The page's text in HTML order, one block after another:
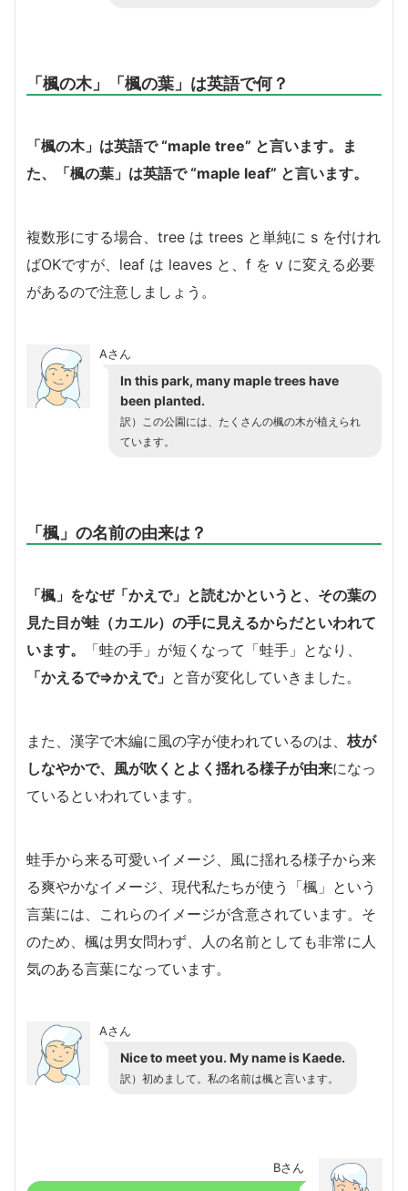
「楓の木」「楓の葉」は英語で何？
「楓の木」は英語で “maple tree” と言います。ま
た、「楓の葉」は英語で “maple leaf” と言います。
複数形にする場合、tree は trees と単純に s を付けれ
ばOKですが、leaf は leaves と、f を v に変える必要
があるので注意しましょう。
Aさん
In this park, many maple trees have
been planted.
訳）この公園には、たくさんの楓の木が植えられ
ています。
「楓」の名前の由来は？
「楓」をなぜ「かえで」と読むかというと、その葉の
見た目が蛙（カエル）の手に見えるからだといわれて
います。
「蛙の手」が短くなって「蛙手」となり、
「かえるで⇒かえで」 と音が変化していきました。
また、漢字で木編に風の字が使われているのは、 枝が
しなやかで、風が吹くとよく揺れる様子が由来になっ
ているといわれています。
蛙手から来る可愛いイメージ、風に揺れる様子から来
る爽やかなイメージ、現代私たちが使う「楓」という
言葉には、これらのイメージが含意されています。そ
のため、楓は男女問わず、人の名前としても非常に人
気のある言葉になっています。
Aさん
Nice to meet you. My name is Kaede.
訳）初めまして。私の名前は楓と言います。
Bさん